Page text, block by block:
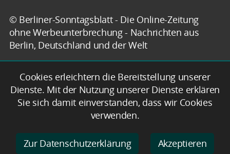
© Berliner-Sonntagsblatt - Die Online-Zeitung
ohne Werbeunterbrechung - Nachrichten aus
Berlin, Deutschland und der Welt
Cookies erleichtern die Bereitstellung unserer
Dienste. Mit der Nutzung unserer Dienste erklären
Sie sich damit einverstanden, dass wir Cookies
verwenden.
Zur Datenschutzerklärung Akzeptieren